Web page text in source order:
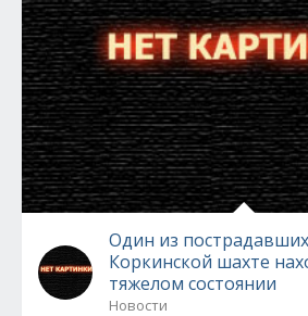
Один из
Коркинской шахте
тяжелом состоянии
Новости